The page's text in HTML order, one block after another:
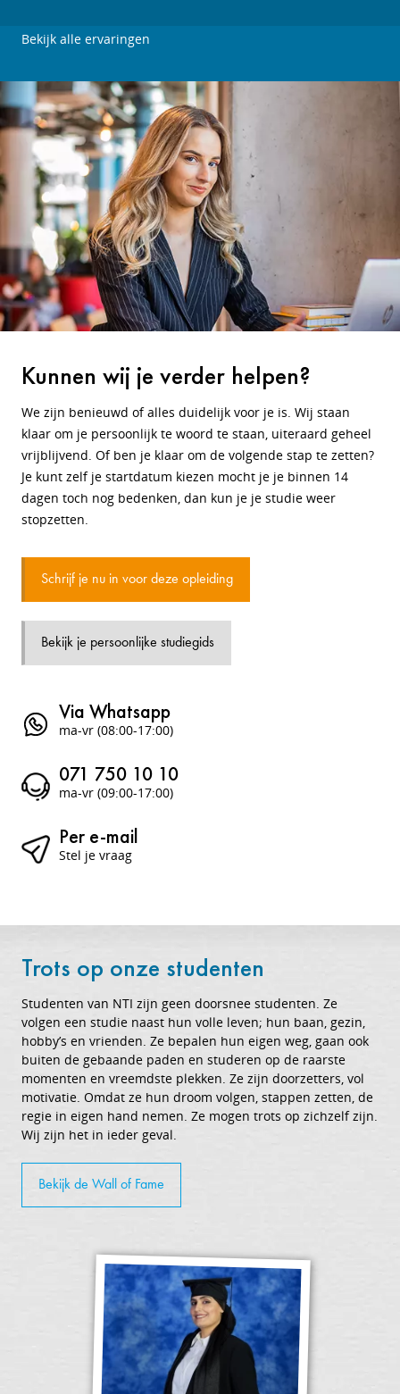
Bekijk alle ervaringen
Kunnen wij je verder helpen?
We zijn benieuwd of alles duidelijk voor je is. Wij staan
klaar om je persoonlijk te woord te staan, uiteraard geheel
vrijblijvend. Of ben je klaar om de volgende stap te zetten?
Je kunt zelf je startdatum kiezen mocht je je binnen 14
dagen toch nog bedenken, dan kun je je studie weer
stopzetten.
Schrijf je nu in voor deze opleiding
Bekijk je persoonlijke studiegids
Via Whatsapp
ma-vr (08:00-17:00)
071 750 10 10
ma-vr (09:00-17:00)
Per e-mail
Stel je vraag
Trots op onze studenten
Studenten van NTI zijn geen doorsnee studenten. Ze
volgen een studie naast hun volle leven; hun baan, gezin,
hobby’s en vrienden. Ze bepalen hun eigen weg, gaan ook
buiten de gebaande paden en studeren op de raarste
momenten en vreemdste plekken. Ze zijn doorzetters, vol
motivatie. Omdat ze hun droom volgen, stappen zetten, de
regie in eigen hand nemen. Ze mogen trots op zichzelf zijn.
Wij zijn het in ieder geval.
Bekijk de Wall of Fame